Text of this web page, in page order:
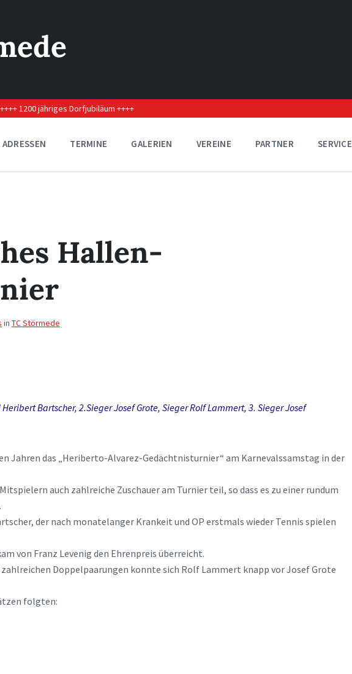
++++ 1200 jähriges Dorfjubiläum ++++
ADRESSEN TERMINE GALERIEN VEREINE PARTNER SERVICE
Hallen-
in TC Störmede
Bartscher, 2.Sieger Josef Grote, Sieger Rolf Lammert, 3. Sieger Josef
Jahren das „Heriberto-Alvarez-Gedächtnisturnier“ am Karnevalssamstag in der
auch zahlreiche Zuschauer am Turnier teil, so dass es zu einer rundum
der nach monatelanger Krankeit und OP erstmals wieder Tennis spielen
von Franz Levenig den Ehrenpreis überreicht.
zahlreichen Doppelpaarungen konnte sich Rolf Lammert knapp vor Josef Grote
folgten: